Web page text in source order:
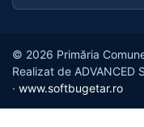
© 2026 Primăria
Realizat de ADVANCED
· www.softbugetar.ro